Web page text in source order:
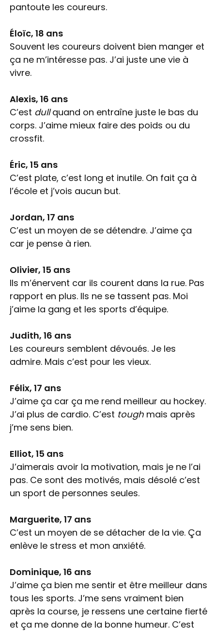
pantoute les coureurs.
Éloïc, 18 ans
Souvent les coureurs doivent bien manger et
ça ne m’intéresse pas. J’ai juste une vie à
vivre.
Alexis, 16 ans
C’est dullquand on entraîne juste le bas du
corps. J’aime mieux faire des poids ou du
crossfit.
Éric, 15 ans
C’est plate, c’est long et inutile. On fait ça à
l’école et j’vois aucun but.
Jordan, 17 ans
C’est un moyen de se détendre. J’aime ça
car je pense à rien.
Olivier, 15 ans
Ils m’énervent car ils courent dans la rue. Pas
rapport en plus. Ils ne se tassent pas. Moi
j’aime la gang et les sports d’équipe.
Judith, 16 ans
Les coureurs semblent dévoués. Je les
admire. Mais c’est pour les vieux.
Félix, 17 ans
J’aime ça car ça me rend meilleur au hockey.
J’ai plus de cardio. C’est tough mais après
j’me sens bien.
Elliot, 15 ans
J’aimerais avoir la motivation, mais je ne l’ai
pas. Ce sont des motivés, mais désolé c’est
un sport de personnes seules.
Marguerite, 17 ans
C’est un moyen de se détacher de la vie. Ça
enlève le stress et mon anxiété.
Dominique, 16 ans
J’aime ça bien me sentir et être meilleur dans
tous les sports. J’me sens vraiment bien
après la course, je ressens une certaine fierté
et ça me donne de la bonne humeur. C’est